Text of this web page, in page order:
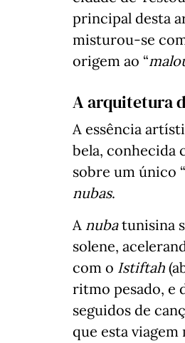
principal desta
misturou-se
origem ao “
A arquitetura
A essência
bela, conhecida
sobre um único “
nubas.
A nubatunisina
solene,
com o Istiftah
ritmo pesado, e
seguidos de
que esta